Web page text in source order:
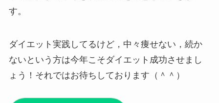
す。
ダイエット実践してるけど，中々痩せない，続か
ないという方は今年こそダイエット成功させまし
ょう！それではお待ちしております（＾＾）